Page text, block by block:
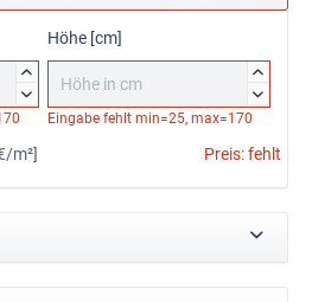


Höhe [cm]


Eingabe fehlt min=25, max=170
m²] Preis:fehlt